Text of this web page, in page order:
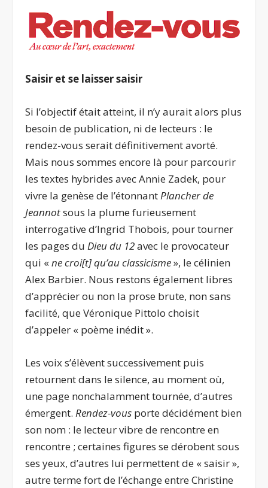
Saisir et se laisser saisir
Si l’objectif était atteint, il n’y aurait alors plus
besoin de publication, ni de lecteurs : le
rendez-vous serait définitivement avorté.
Mais nous sommes encore là pour parcourir
les textes hybrides avec Annie Zadek, pour
vivre la genèse de l’étonnantPlancher de
Jeannotsous la plume furieusement
interrogative d’Ingrid Thobois, pour tourner
les pages duDieu du 12avec le provocateur
qui «ne croi[t] qu’au classicisme», le célinien
Alex Barbier. Nous restons également libres
d’apprécier ou non la prose brute, non sans
facilité, que Véronique Pittolo choisit
d’appeler « poème inédit ».
Les voix s’élèvent successivement puis
retournent dans le silence, au moment où,
une page nonchalamment tournée, d’autres
émergent.Rendez-vous porte décidément bien
son nom : le lecteur vibre de rencontre en
rencontre ; certaines figures se dérobent sous
ses yeux, d’autres lui permettent de « saisir »,
autre terme fort de l’échange entre Christine